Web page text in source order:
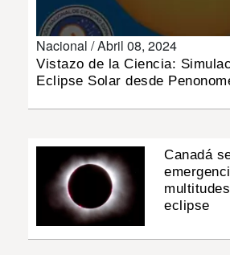
Nacional /Abril 08, 2024
Vistazo de la Ciencia:
Eclipse Solar desde
Canadá
eclipse